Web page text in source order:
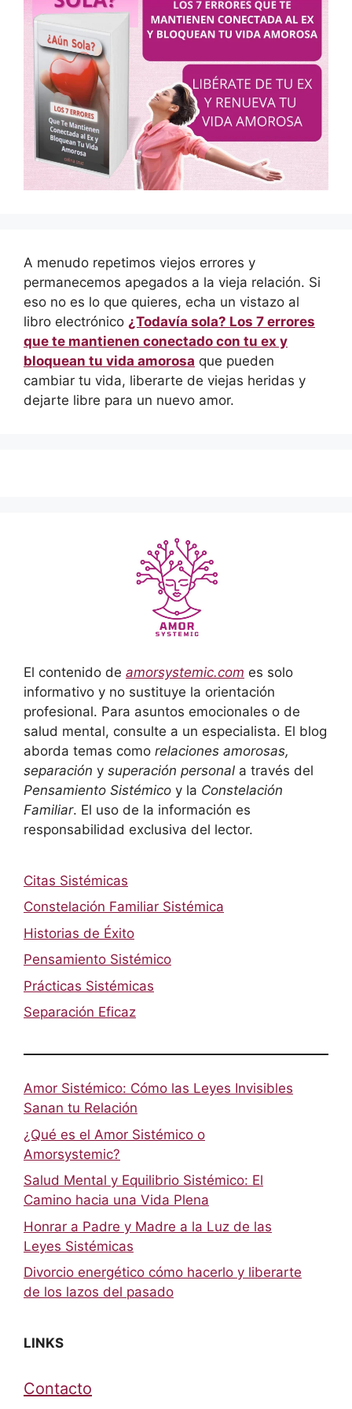
A menudo repetimos viejos errores y
permanecemos apegados a la vieja relación. Si
eso no es lo que quieres, echa un vistazo al
libro electrónico ¿Todavía sola? Los 7 errores
que te mantienen conectado con tu ex y
bloquean tu vida amorosa que pueden
cambiar tu vida, liberarte de viejas heridas y
dejarte libre para un nuevo amor.
El contenido de amorsystemic.com es solo
informativo y no sustituye la orientación
profesional. Para asuntos emocionales o de
salud mental, consulte a un especialista. El blog
aborda temas como relaciones amorosas,
separación y superación personal a través del
Pensamiento Sistémico y la Constelación
Familiar. El uso de la información es
responsabilidad exclusiva del lector.
Citas Sistémicas
Constelación Familiar Sistémica
Historias de Éxito
Pensamiento Sistémico
Prácticas Sistémicas
Separación Eficaz
Amor Sistémico: Cómo las Leyes Invisibles
Sanan tu Relación
¿Qué es el Amor Sistémico o
Amorsystemic?
Salud Mental y Equilibrio Sistémico: El
Camino hacia una Vida Plena
Honrar a Padre y Madre a la Luz de las
Leyes Sistémicas
Divorcio energético cómo hacerlo y liberarte
de los lazos del pasado
LINKS
Contacto